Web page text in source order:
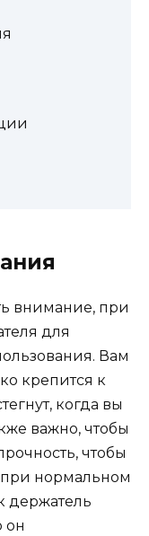
внимание, при
для
Вам
крепится к
когда вы
важно, чтобы
чтобы
при нормальном
держатель
он